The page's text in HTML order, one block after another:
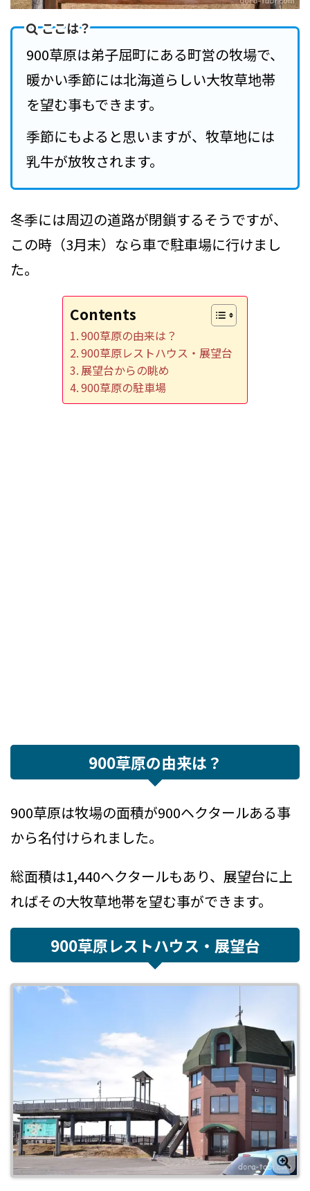
ここは？
900草原は弟子屈町にある町営の牧場で、
暖かい季節には北海道らしい大牧草地帯
を望む事もできます。
季節にもよると思いますが、牧草地には
乳牛が放牧されます。
冬季には周辺の道路が閉鎖するそうですが、
この時（3月末）なら車で駐車場に行けまし
た。
Contents
900草原の由来は？
900草原レストハウス・展望台
展望台からの眺め
900草原の駐車場
900草原の由来は？
900草原は牧場の面積が900ヘクタールある事
から名付けられました。
総面積は1,440ヘクタールもあり、展望台に上
ればその大牧草地帯を望む事ができます。
900草原レストハウス・展望台